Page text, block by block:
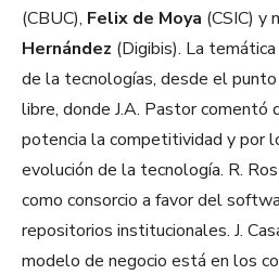
(CBUC), Felix de Moya (CSIC) y
Hernández (Digibis). La
de la tecnologías, desde el
libre, donde J.A. Pastor
potencia la competitividad y por
evolución de la tecnología. R.
como consorcio a favor del
repositorios institucionales. J.
modelo de negocio está en los